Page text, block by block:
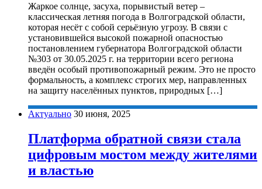
Жаркое солнце, засуха, порывистый ветер –
классическая летняя погода в Волгоградской области,
которая несёт с собой серьёзную угрозу. В связи с
установившейся высокой пожарной опасностью
постановлением губернатора Волгоградской области
№303 от 30.05.2025 г. на территории всего региона
введён особый противопожарный режим. Это не просто
формальность, а комплекс строгих мер, направленных
на защиту населённых пунктов, природных […]
Актуально 30 июня, 2025
Платформа обратной связи стала
цифровым мостом между жителями
и властью